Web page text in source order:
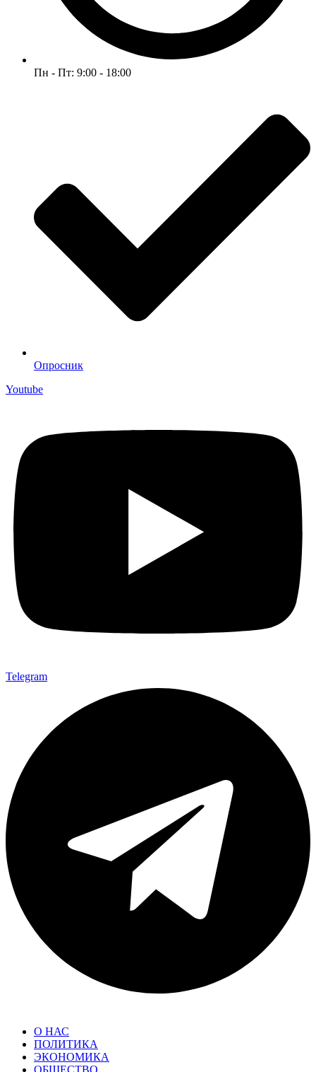
Пн - Пт: 9:00 - 18:00
Опросник
Youtube
Telegram
О НАС
ПОЛИТИКА
ЭКОНОМИКА
ОБЩЕСТВО